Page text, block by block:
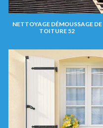
NETTOYAGE DÉMOUSSAGE DE
TOITURE 52